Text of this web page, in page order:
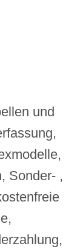
und
Sonder- ,